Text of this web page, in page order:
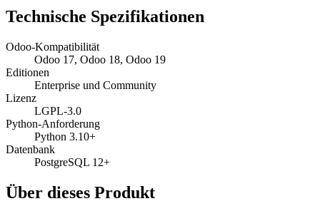
Technische Spezifikationen
Odoo-Kompatibilität
Odoo 17, Odoo 18, Odoo 19
Editionen
Enterprise und Community
Lizenz
LGPL-3.0
Python-Anforderung
Python 3.10+
Datenbank
PostgreSQL 12+
Über dieses Produkt